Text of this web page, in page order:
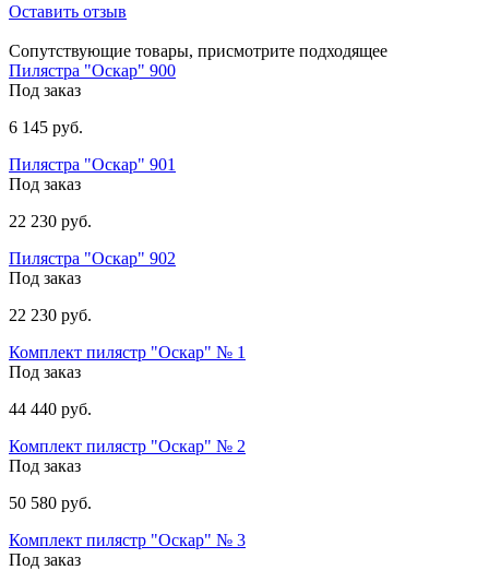
Оставить отзыв
Сопутствующие товары, присмотрите подходящее
Пилястра "Оскар" 900
Под заказ
6 145 руб.
Пилястра "Оскар" 901
Под заказ
22 230 руб.
Пилястра "Оскар" 902
Под заказ
22 230 руб.
Комплект пилястр "Оскар" № 1
Под заказ
44 440 руб.
Комплект пилястр "Оскар" № 2
Под заказ
50 580 руб.
Комплект пилястр "Оскар" № 3
Под заказ